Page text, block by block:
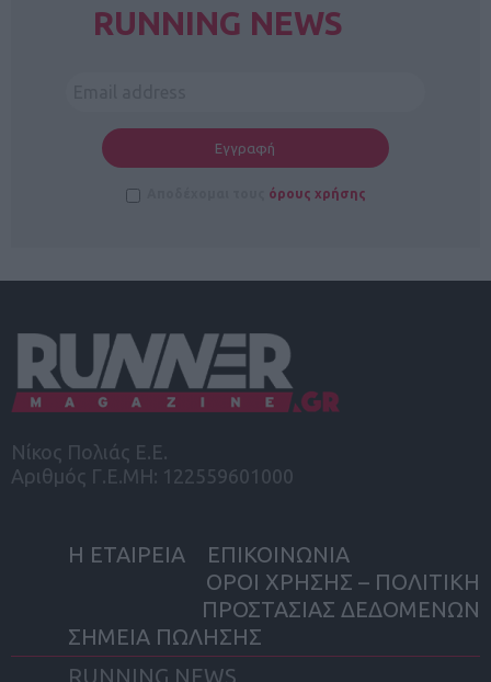
RUNNING NEWS
όρους χρήσης
Νίκος Πολιάς Ε.Ε.
Αριθμός Γ.Ε.ΜΗ: 122559601000
Η ΕΤΑΙΡΕΙΑ
ΕΠΙΚΟΙΝΩΝΙΑ
ΟΡΟΙ ΧΡΗΣΗΣ – ΠΟΛΙΤΙΚΗ
ΠΡΟΣΤΑΣΙΑΣ ΔΕΔΟΜΕΝΩΝ
ΣΗΜΕΙΑ ΠΩΛΗΣΗΣ
RUNNING NEWS